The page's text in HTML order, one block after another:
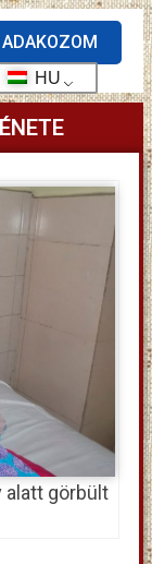
ADAKOZOM
HU
alatt görbült